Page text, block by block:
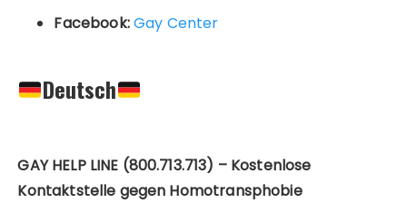
Facebook:Gay Center
Deutsch
GAY HELP LINE (800.713.713) – Kostenlose
Kontaktstelle gegen Homotransphobie